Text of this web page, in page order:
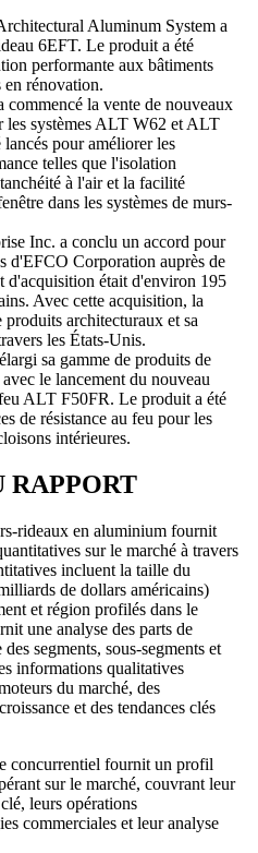
Aluminum System a
6EFT. Le produit a été
performante aux bâtiments
en rénovation.
la vente de nouveaux
les systèmes ALT W62 et ALT
pour améliorer les
telles que l'isolation
à l'air et la facilité
dans les systèmes de murs-
Inc. a conclu un accord pour
d'EFCO Corporation auprès de
d'acquisition était d'environ 195
Avec cette acquisition, la
architecturaux et sa
les États-Unis.
sa gamme de produits de
le lancement du nouveau
ALT F50FR. Le produit a été
de résistance au feu pour les
intérieures.
RAPPORT
rideaux en aluminium fournit
sur le marché à travers
incluent la taille du
de dollars américains)
et région profilés dans le
une analyse des parts de
segments, sous-segments et
informations qualitatives
du marché, des
et des tendances clés
concurrentiel fournit un profil
sur le marché, couvrant leur
leurs opérations
commerciales et leur analyse